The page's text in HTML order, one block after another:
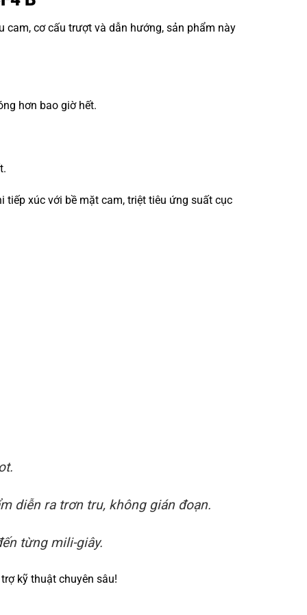
cơ cấu trượt và dẫn hướng, sản phẩm này
hơn bao giờ hết.
xúc với bề mặt cam, triệt tiêu ứng suất cục
diễn ra trơn tru, không gián đoạn.
từng mili-giây.
kỹ thuật chuyên sâu!